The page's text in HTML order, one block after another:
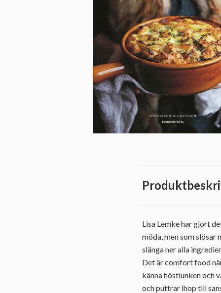
Lisa Lemke har gjort
möda, men som
slänga ner alla
Det är comfort food
känna höstlunken och
och puttrar ihop till